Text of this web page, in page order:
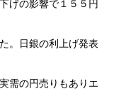
げの影響で１５５円
。日銀の利上げ発表
需の円売りもありエ